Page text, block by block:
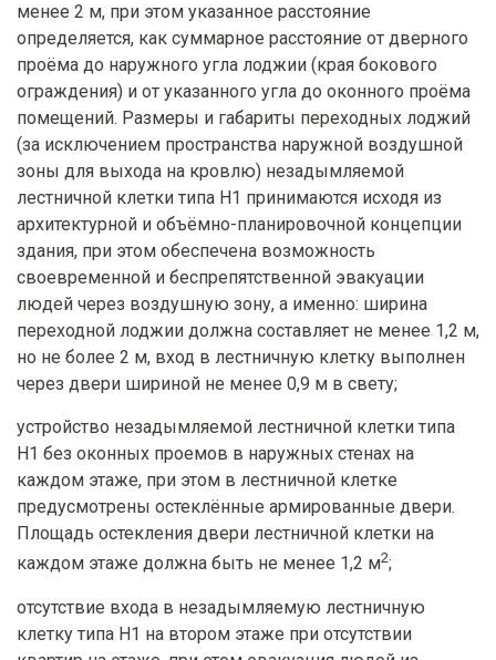
менее 2 м, при этом указанное расстояние
определяется, как суммарное расстояние от дверного
проёма до наружного угла лоджии (края бокового
ограждения) и от указанного угла до оконного проёма
помещений. Размеры и габариты переходных лоджий
(за исключением пространства наружной воздушной
зоны для выхода на кровлю) незадымляемой
лестничной клетки типа Н1 принимаются исходя из
архитектурной и объёмно-планировочной концепции
здания, при этом обеспечена возможность
своевременной и беспрепятственной эвакуации
людей через воздушную зону, а именно: ширина
переходной лоджии должна составляет не менее 1,2 м,
но не более 2 м, вход в лестничную клетку выполнен
через двери шириной не менее 0,9 м в свету;
устройство незадымляемой лестничной клетки типа
Н1 без оконных проемов в наружных стенах на
каждом этаже, при этом в лестничной клетке
предусмотрены остеклённые армированные двери.
Площадь остекления двери лестничной клетки на
каждом этаже должна быть не менее 1,2 м2;
отсутствие входа в незадымляемую лестничную
клетку типа Н1 на втором этаже при отсутствии